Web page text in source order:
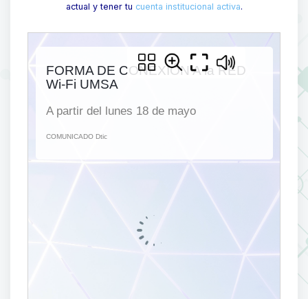
actual y tener tu cuenta institucional activa.